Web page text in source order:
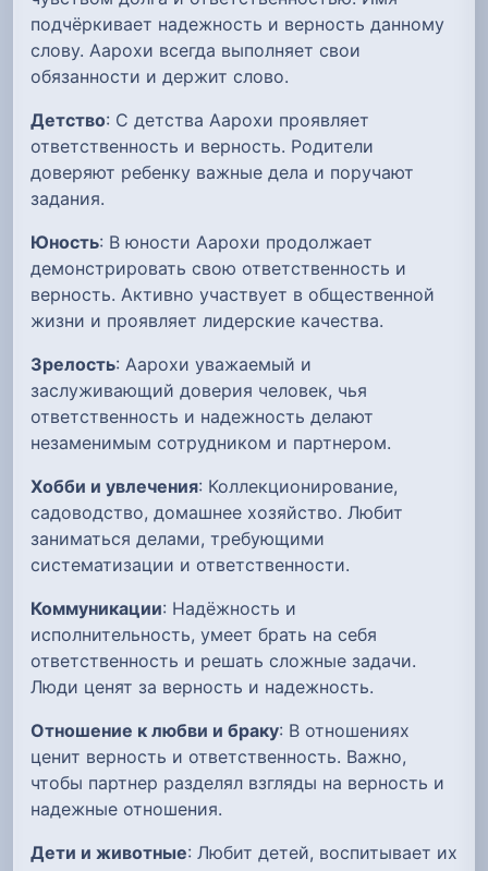
подчёркивает надежность и верность данному
слову. Аарохи всегда выполняет свои
обязанности и держит слово.
Детство: С детства Аарохи проявляет
ответственность и верность. Родители
доверяют ребенку важные дела и поручают
задания.
Юность: В юности Аарохи продолжает
демонстрировать свою ответственность и
верность. Активно участвует в общественной
жизни и проявляет лидерские качества.
Зрелость: Аарохи уважаемый и
заслуживающий доверия человек, чья
ответственность и надежность делают
незаменимым сотрудником и партнером.
Хобби и увлечения: Коллекционирование,
садоводство, домашнее хозяйство. Любит
заниматься делами, требующими
систематизации и ответственности.
Коммуникации: Надёжность и
исполнительность, умеет брать на себя
ответственность и решать сложные задачи.
Люди ценят за верность и надежность.
Отношение к любви и браку: В отношениях
ценит верность и ответственность. Важно,
чтобы партнер разделял взгляды на верность и
надежные отношения.
Дети и животные: Любит детей, воспитывает их